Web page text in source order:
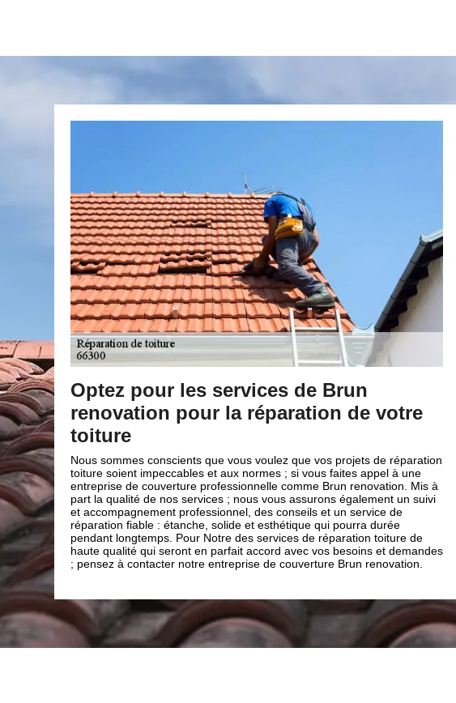
votre
de réparation
à une
Mis à
un suivi
de
durée
toiture de
et demandes
Prévenir une fuite de toiture à Camelas
Demeurant dans le 66300, vous êtes propriétaire d’une ou de plusieurs
maisons à Camelas. Prenez conscience de l’importance de l’entretient
de votre toiture. Parce que cela pourrait vous des tas de problème
genre fuite en pleine nuit. Confiez cette action à des professionnelles
pour éviter toute sorte de désagrément. L’entreprise la plus compétente
pour ça à Camelas est le Brun renovation. Par l’intermédiaire de leur
couvreur passionné du travail, Brun renovation est apte à prédire une
quelconque fuite sur votre toiture. Livrez sans hésiter l’entretient de
votre toit au Brun renovation.